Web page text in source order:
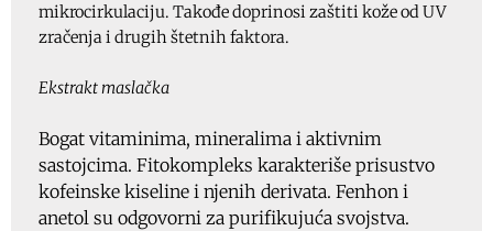
mikrocirkulaciju. Takođe doprinosi zaštiti kože od UV
zračenja i drugih štetnih faktora.
Ekstrakt maslačka
Bogat vitaminima, mineralima i aktivnim
sastojcima. Fitokompleks karakteriše prisustvo
kofeinske kiseline i njenih derivata. Fenhon i
anetol su odgovorni za purifikujuća svojstva.